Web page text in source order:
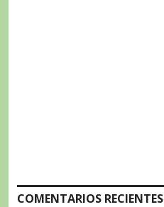
COMENTARIOS RECIENTES